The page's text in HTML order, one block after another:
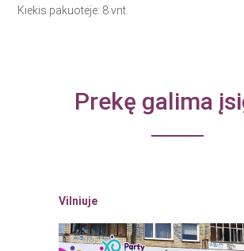
Kiekis pakuotėje: 8 vnt.
Prekę galima
Vilniuje